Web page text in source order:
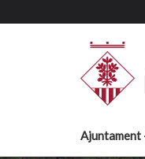
Ajuntament